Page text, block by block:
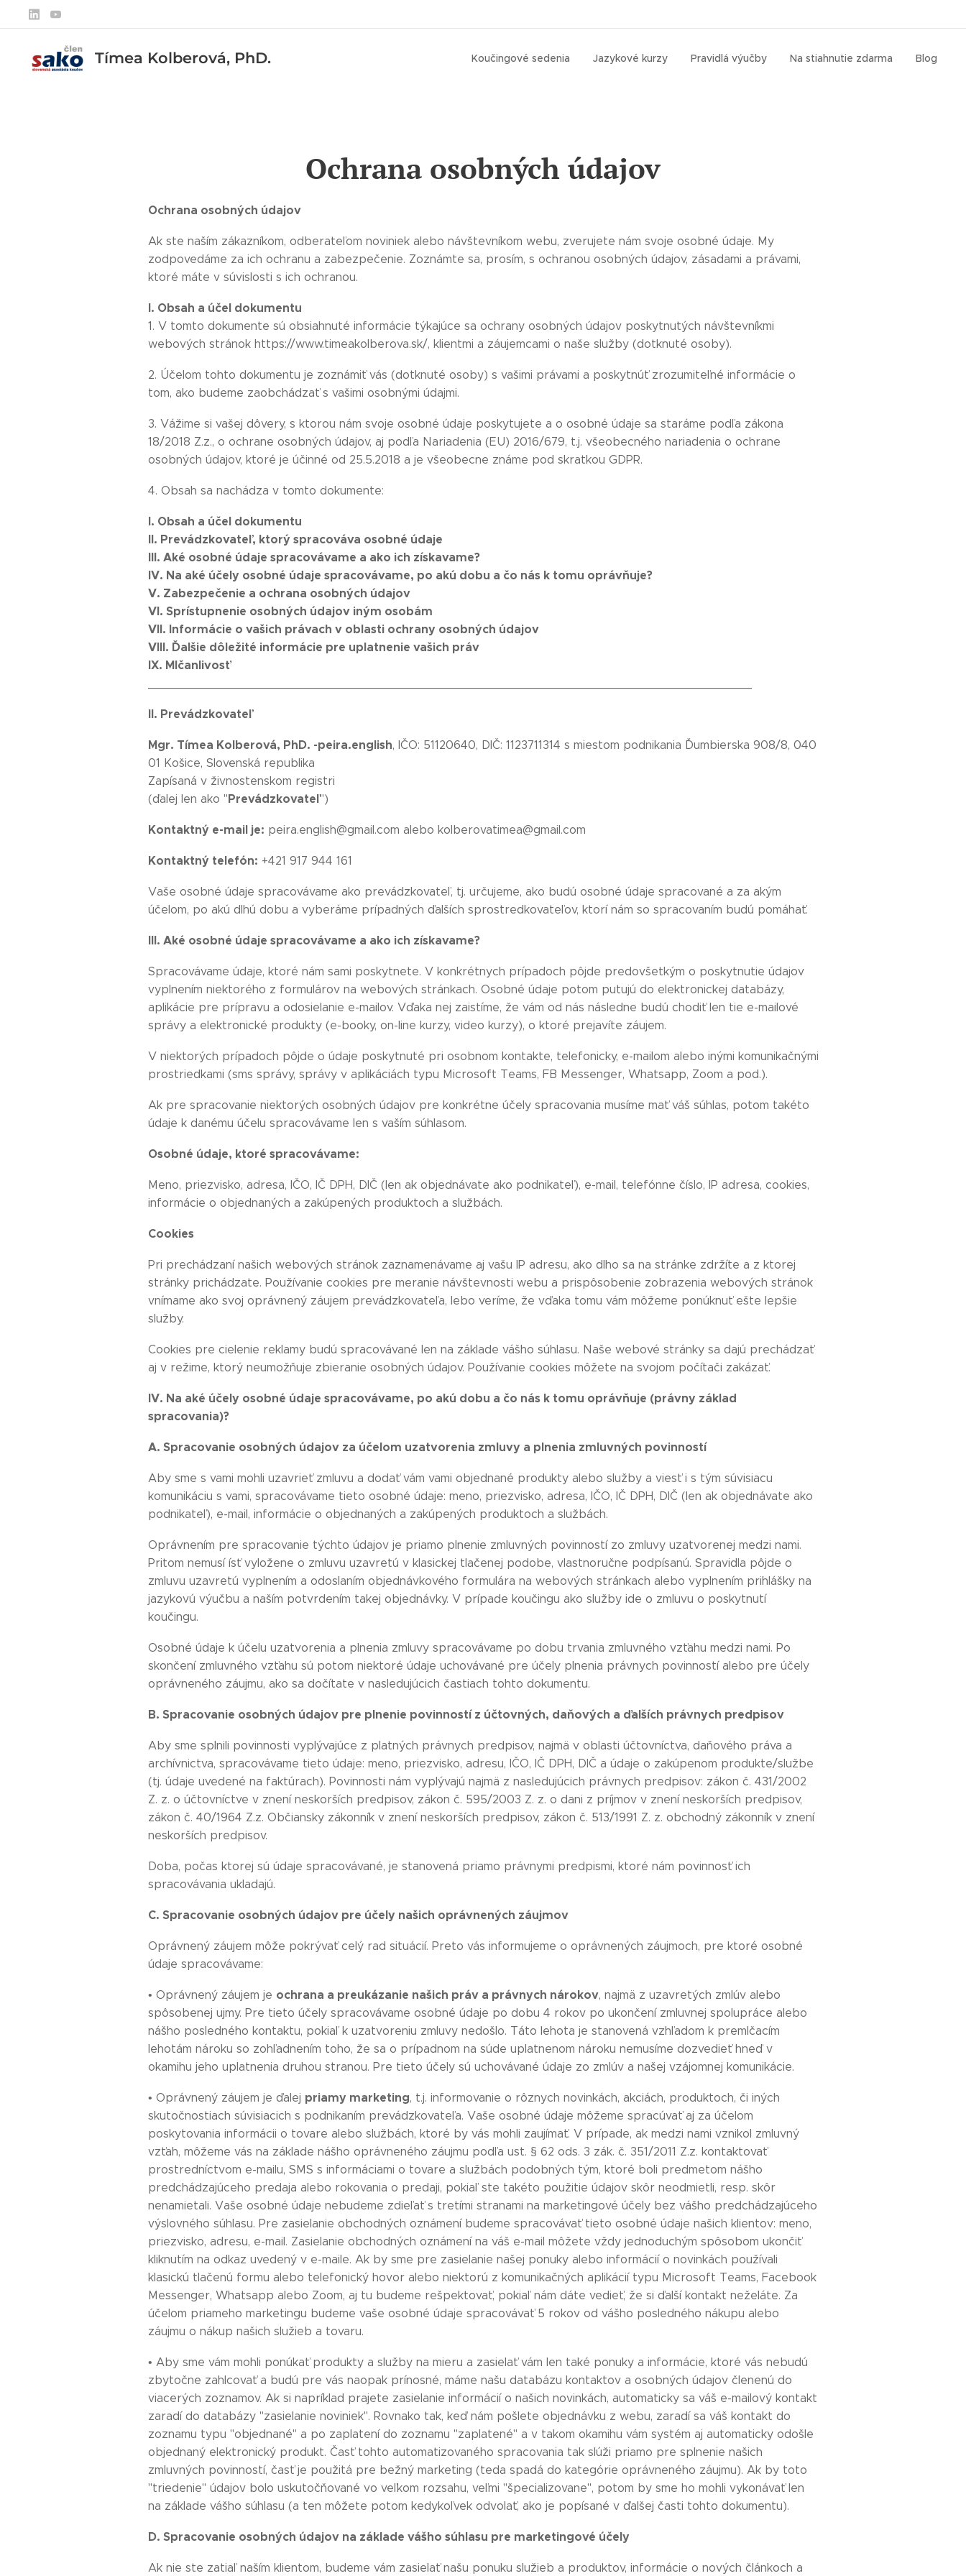
Tímea Kolberová, PhD. Koučingové sedenia Jazykové kurzy Pravidlá výučby Na stiahnutie zdarma Blog
Ochrana osobných údajov
Ochrana osobných údajov
Ak ste naším zákazníkom, odberateľom noviniek alebo návštevníkom webu, zverujete nám svoje osobné údaje. My
zodpovedáme za ich ochranu a zabezpečenie. Zoznámte sa, prosím, s ochranou osobných údajov, zásadami a právami,
ktoré máte v súvislosti s ich ochranou.
I. Obsah a účel dokumentu
1. V tomto dokumente sú obsiahnuté informácie týkajúce sa ochrany osobných údajov poskytnutých návštevníkmi
webových stránok https://www.timeakolberova.sk/, klientmi a záujemcami o naše služby (dotknuté osoby).
2. Účelom tohto dokumentu je zoznámiť vás (dotknuté osoby) s vašimi právami a poskytnúť zrozumiteľné informácie o
tom, ako budeme zaobchádzať s vašimi osobnými údajmi.
3. Vážime si vašej dôvery, s ktorou nám svoje osobné údaje poskytujete a o osobné údaje sa staráme podľa zákona
18/2018 Z.z., o ochrane osobných údajov, aj podľa Nariadenia (EU) 2016/679, t.j. všeobecného nariadenia o ochrane
osobných údajov, ktoré je účinné od 25.5.2018 a je všeobecne známe pod skratkou GDPR.
4. Obsah sa nachádza v tomto dokumente:
I. Obsah a účel dokumentu
II. Prevádzkovateľ, ktorý spracováva osobné údaje
III. Aké osobné údaje spracovávame a ako ich získavame?
IV. Na aké účely osobné údaje spracovávame, po akú dobu a čo nás k tomu oprávňuje?
V. Zabezpečenie a ochrana osobných údajov
VI. Sprístupnenie osobných údajov iným osobám
VII. Informácie o vašich právach v oblasti ochrany osobných údajov
VIII. Ďalšie dôležité informácie pre uplatnenie vašich práv
IX. Mlčanlivosť
II. Prevádzkovateľ
Mgr. Tímea Kolberová, PhD. -peira.english, IČO: 51120640, DIČ: 1123711314 s miestom podnikania Ďumbierska 908/8, 040
01 Košice, Slovenská republika
Zapísaná v živnostenskom registri
(ďalej len ako "Prevádzkovateľ")
Kontaktný e-mail je: peira.english@gmail.com alebo kolberovatimea@gmail.com
Kontaktný telefón: +421 917 944 161
Vaše osobné údaje spracovávame ako prevádzkovateľ, tj. určujeme, ako budú osobné údaje spracované a za akým
účelom, po akú dlhú dobu a vyberáme prípadných ďalších sprostredkovateľov, ktorí nám so spracovaním budú pomáhať.
III. Aké osobné údaje spracovávame a ako ich získavame?
Spracovávame údaje, ktoré nám sami poskytnete. V konkrétnych prípadoch pôjde predovšetkým o poskytnutie údajov
vyplnením niektorého z formulárov na webových stránkach. Osobné údaje potom putujú do elektronickej databázy,
aplikácie pre prípravu a odosielanie e-mailov. Vďaka nej zaistíme, že vám od nás následne budú chodiť len tie e-mailové
správy a elektronické produkty (e-booky, on-line kurzy, video kurzy), o ktoré prejavíte záujem.
V niektorých prípadoch pôjde o údaje poskytnuté pri osobnom kontakte, telefonicky, e-mailom alebo inými komunikačnými
prostriedkami (sms správy, správy v aplikáciách typu Microsoft Teams, FB Messenger, Whatsapp, Zoom a pod.).
Ak pre spracovanie niektorých osobných údajov pre konkrétne účely spracovania musíme mať váš súhlas, potom takéto
údaje k danému účelu spracovávame len s vaším súhlasom.
Osobné údaje, ktoré spracovávame:
Meno, priezvisko, adresa, IČO, IČ DPH, DIČ (len ak objednávate ako podnikateľ), e-mail, telefónne číslo, IP adresa, cookies,
informácie o objednaných a zakúpených produktoch a službách.
Cookies
Pri prechádzaní našich webových stránok zaznamenávame aj vašu IP adresu, ako dlho sa na stránke zdržíte a z ktorej
stránky prichádzate. Používanie cookies pre meranie návštevnosti webu a prispôsobenie zobrazenia webových stránok
vnímame ako svoj oprávnený záujem prevádzkovateľa, lebo veríme, že vďaka tomu vám môžeme ponúknuť ešte lepšie
služby.
Cookies pre cielenie reklamy budú spracovávané len na základe vášho súhlasu. Naše webové stránky sa dajú prechádzať
aj v režime, ktorý neumožňuje zbieranie osobných údajov. Používanie cookies môžete na svojom počítači zakázať.
IV. Na aké účely osobné údaje spracovávame, po akú dobu a čo nás k tomu oprávňuje (právny základ
spracovania)?
A. Spracovanie osobných údajov za účelom uzatvorenia zmluvy a plnenia zmluvných povinností
Aby sme s vami mohli uzavrieť zmluvu a dodať vám vami objednané produkty alebo služby a viesť i s tým súvisiacu
komunikáciu s vami, spracovávame tieto osobné údaje: meno, priezvisko, adresa, IČO, IČ DPH, DIČ (len ak objednávate ako
podnikateľ), e-mail, informácie o objednaných a zakúpených produktoch a službách.
Oprávnením pre spracovanie týchto údajov je priamo plnenie zmluvných povinností zo zmluvy uzatvorenej medzi nami.
Pritom nemusí ísť vyložene o zmluvu uzavretú v klasickej tlačenej podobe, vlastnoručne podpísanú. Spravidla pôjde o
zmluvu uzavretú vyplnením a odoslaním objednávkového formulára na webových stránkach alebo vyplnením prihlášky na
jazykovú výučbu a naším potvrdením takej objednávky. V prípade koučingu ako služby ide o zmluvu o poskytnutí
koučingu.
Osobné údaje k účelu uzatvorenia a plnenia zmluvy spracovávame po dobu trvania zmluvného vzťahu medzi nami. Po
skončení zmluvného vzťahu sú potom niektoré údaje uchovávané pre účely plnenia právnych povinností alebo pre účely
oprávneného záujmu, ako sa dočítate v nasledujúcich častiach tohto dokumentu.
B. Spracovanie osobných údajov pre plnenie povinností z účtovných, daňových a ďalších právnych predpisov
Aby sme splnili povinnosti vyplývajúce z platných právnych predpisov, najmä v oblasti účtovníctva, daňového práva a
archívnictva, spracovávame tieto údaje: meno, priezvisko, adresu, IČO, IČ DPH, DIČ a údaje o zakúpenom produkte/službe
(tj. údaje uvedené na faktúrach). Povinnosti nám vyplývajú najmä z nasledujúcich právnych predpisov: zákon č. 431/2002
Z. z. o účtovníctve v znení neskorších predpisov, zákon č. 595/2003 Z. z. o dani z príjmov v znení neskorších predpisov,
zákon č. 40/1964 Z.z. Občiansky zákonník v znení neskorších predpisov, zákon č. 513/1991 Z. z. obchodný zákonník v znení
neskorších predpisov.
Doba, počas ktorej sú údaje spracovávané, je stanovená priamo právnymi predpismi, ktoré nám povinnosť ich
spracovávania ukladajú.
C. Spracovanie osobných údajov pre účely našich oprávnených záujmov
Oprávnený záujem môže pokrývať celý rad situácií. Preto vás informujeme o oprávnených záujmoch, pre ktoré osobné
údaje spracovávame:
• Oprávnený záujem je ochrana a preukázanie našich práv a právnych nárokov, najmä z uzavretých zmlúv alebo
spôsobenej ujmy. Pre tieto účely spracovávame osobné údaje po dobu 4 rokov po ukončení zmluvnej spolupráce alebo
nášho posledného kontaktu, pokiaľ k uzatvoreniu zmluvy nedošlo. Táto lehota je stanovená vzhľadom k premlčacím
lehotám nároku so zohľadnením toho, že sa o prípadnom na súde uplatnenom nároku nemusíme dozvedieť hneď v
okamihu jeho uplatnenia druhou stranou. Pre tieto účely sú uchovávané údaje zo zmlúv a našej vzájomnej komunikácie.
• Oprávnený záujem je ďalej priamy marketing, t.j. informovanie o rôznych novinkách, akciách, produktoch, či iných
skutočnostiach súvisiacich s podnikaním prevádzkovateľa. Vaše osobné údaje môžeme spracúvať aj za účelom
poskytovania informácii o tovare alebo službách, ktoré by vás mohli zaujímať. V prípade, ak medzi nami vznikol zmluvný
vzťah, môžeme vás na základe nášho oprávneného záujmu podľa ust. § 62 ods. 3 zák. č. 351/2011 Z.z. kontaktovať
prostredníctvom e-mailu, SMS s informáciami o tovare a službách podobných tým, ktoré boli predmetom nášho
predchádzajúceho predaja alebo rokovania o predaji, pokiaľ ste takéto použitie údajov skôr neodmietli, resp. skôr
nenamietali. Vaše osobné údaje nebudeme zdieľať s tretími stranami na marketingové účely bez vášho predchádzajúceho
výslovného súhlasu. Pre zasielanie obchodných oznámení budeme spracovávať tieto osobné údaje našich klientov: meno,
priezvisko, adresu, e-mail. Zasielanie obchodných oznámení na váš e-mail môžete vždy jednoduchým spôsobom ukončiť
kliknutím na odkaz uvedený v e-maile. Ak by sme pre zasielanie našej ponuky alebo informácií o novinkách používali
klasickú tlačenú formu alebo telefonický hovor alebo niektorú z komunikačných aplikácií typu Microsoft Teams, Facebook
Messenger, Whatsapp alebo Zoom, aj tu budeme rešpektovať, pokiaľ nám dáte vedieť, že si ďalší kontakt neželáte. Za
účelom priameho marketingu budeme vaše osobné údaje spracovávať 5 rokov od vášho posledného nákupu alebo
záujmu o nákup našich služieb a tovaru.
• Aby sme vám mohli ponúkať produkty a služby na mieru a zasielať vám len také ponuky a informácie, ktoré vás nebudú
zbytočne zahlcovať a budú pre vás naopak prínosné, máme našu databázu kontaktov a osobných údajov členenú do
viacerých zoznamov. Ak si napríklad prajete zasielanie informácií o našich novinkách, automaticky sa váš e-mailový kontakt
zaradí do databázy "zasielanie noviniek". Rovnako tak, keď nám pošlete objednávku z webu, zaradí sa váš kontakt do
zoznamu typu "objednané" a po zaplatení do zoznamu "zaplatené" a v takom okamihu vám systém aj automaticky odošle
objednaný elektronický produkt. Časť tohto automatizovaného spracovania tak slúži priamo pre splnenie našich
zmluvných povinností, časť je použitá pre bežný marketing (teda spadá do kategórie oprávneného záujmu). Ak by toto
"triedenie" údajov bolo uskutočňované vo veľkom rozsahu, veľmi "špecializovane", potom by sme ho mohli vykonávať len
na základe vášho súhlasu (a ten môžete potom kedykoľvek odvolať, ako je popísané v ďalšej časti tohto dokumentu).
D. Spracovanie osobných údajov na základe vášho súhlasu pre marketingové účely
Ak nie ste zatiaľ naším klientom, budeme vám zasielať našu ponuku služieb a produktov, informácie o nových článkoch a